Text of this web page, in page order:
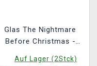
Glas The Nightmare
Before Christmas -
Auf Lager (2Stck)